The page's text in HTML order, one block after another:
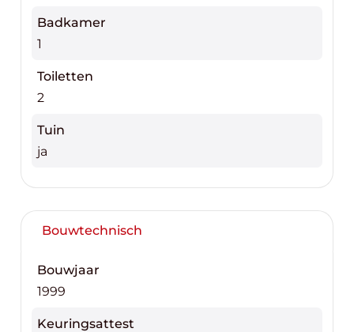
Badkamer
1
Toiletten
2
Tuin
ja
Bouwtechnisch
Bouwjaar
1999
Keuringsattest